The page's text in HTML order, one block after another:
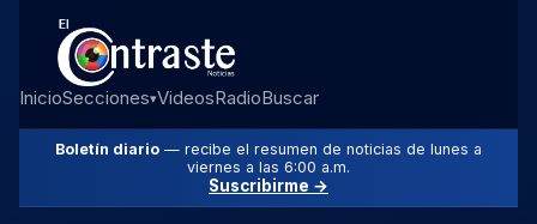
InicioSecciones▾VideosRadioBuscar
Boletín diario — recibe el resumen de noticias de lunes a
viernes a las 6:00 a.m.
Suscribirme →